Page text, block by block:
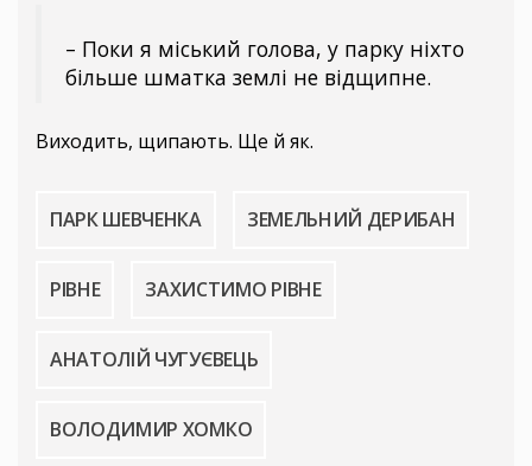
– Поки я міський голова, у парку ніхто
більше шматка землі не відщипне.
Виходить, щипають. Ще й як.
ПАРК ШЕВЧЕНКА ЗЕМЕЛЬНИЙ ДЕРИБАН
РІВНЕ ЗАХИСТИМО РІВНЕ
АНАТОЛІЙ ЧУГУЄВЕЦЬ
ВОЛОДИМИР ХОМКО